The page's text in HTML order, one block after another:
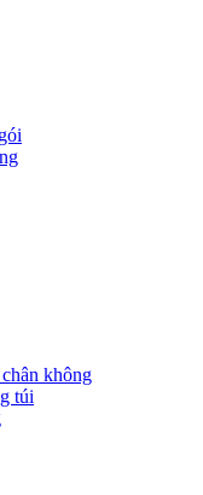
không
túi